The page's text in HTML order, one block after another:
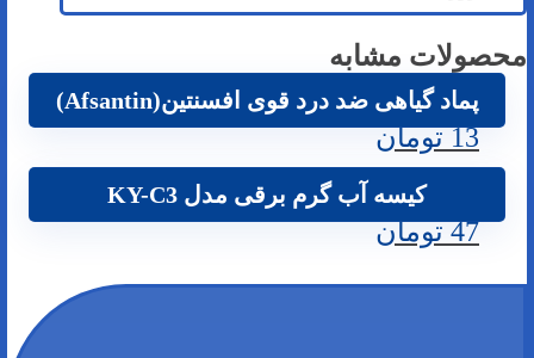
محصولات مشابه
پماد گیاهی ضد درد قوی افسنتین(Afsantin)
13 تومان
کیسه آب گرم برقی مدل KY-C3
47 تومان